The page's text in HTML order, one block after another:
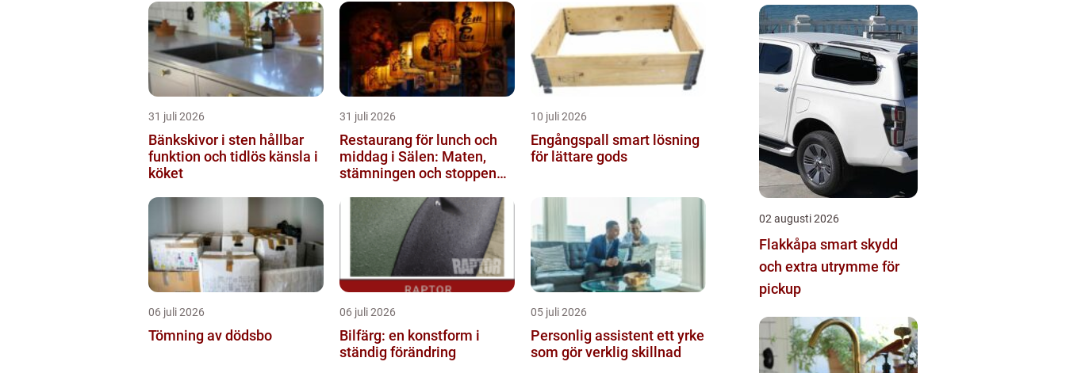
31 juli 2026
Bänkskivor i sten hållbar
funktion och tidlös känsla i
köket
31 juli 2026
Restaurang för lunch och
middag i Sälen: Maten,
stämningen och stoppen
10 juli 2026
Engångspall smart lösning
för lättare gods
06 juli 2026
Tömning av dödsbo
06 juli 2026
Bilfärg: en konstform i
ständig förändring
05 juli 2026
Personlig assistent ett yrke
som gör verklig skillnad
02 augusti 2026
Flakkåpa smart skydd
och extra utrymme för
pickup